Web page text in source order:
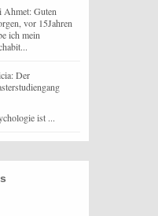
Ahmet: Guten
vor 15Jahren
ich mein
Der
ist ...